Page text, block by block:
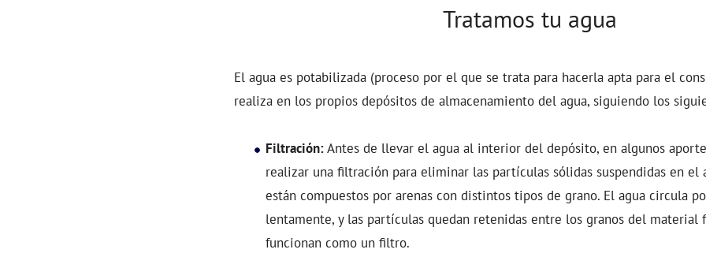
Tratamos tu agua
El agua es potabilizada (proceso por el que se trata para hacerla apta para el
realiza en los propios depósitos de almacenamiento del agua, siguiendo los
Filtración:Antes de llevar el agua al interior del depósito, en algunos
realizar una filtración para eliminar las partículas sólidas suspendidas en el
están compuestos por arenas con distintos tipos de grano. El agua circula
lentamente, y las partículas quedan retenidas entre los granos del material
funcionan como un filtro.